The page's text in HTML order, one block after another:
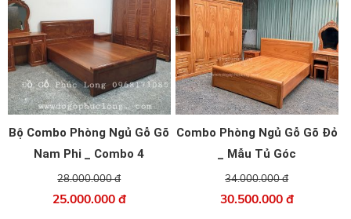
Bộ Combo Phòng Ngủ Gỗ Gõ
Nam Phi _ Combo 4
28.000.000 đ
25.000.000 đ
Combo Phòng Ngủ Gỗ Gõ Đỏ
_ Mẫu Tủ Góc
34.000.000 đ
30.500.000 đ